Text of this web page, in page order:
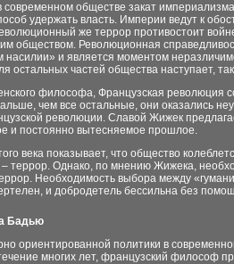
обществе закат
удержать власть. Империи ведут к
же террор противостоит
обществом. Революционная
насилии» и является моментом
остальных частей общества наступает,
философа, Французская революция
чем все остальные, они оказались
революции. Славой Жижек
и постоянно вытесняемое прошлое.
века показывает, что общество
террор. Однако, по мнению Жижека,
Необходимость выбора между
и добродетель бессильна без
Бадью
ориентированной политики в
многих лет, французский философ